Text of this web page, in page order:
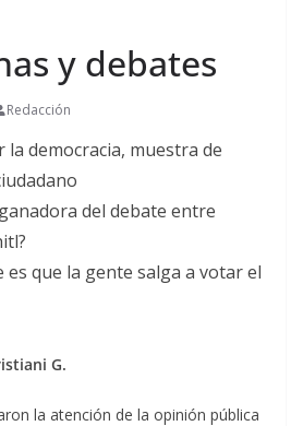
y debates
Redacción
la democracia, muestra de
del debate entre
que la gente salga a votar el
G.
la atención de la opinión pública